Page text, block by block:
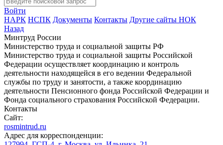
Войти
НАРК НСПК Документы Контакты Другие сайты НОК
Назад
Минтруд России
Министерство труда и социальной защиты РФ
Министерство труда и социальной защиты Российской
Федерации осуществляет координацию и контроль
деятельности находящейся в его ведении Федеральной
службы по труду и занятости, а также координацию
деятельности Пенсионного фонда Российской Федерации и
Фонда социального страхования Российской Федерации.
Контакты
Сайт:
rosmintrud.ru
Адрес для корреспонденции: